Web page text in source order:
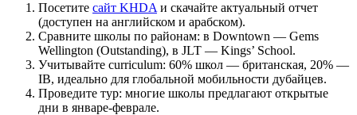
Посетите сайт KHDA и скачайте актуальный отчет
(доступен на английском и арабском).
Сравните школы по районам: в Downtown — Gems
Wellington (Outstanding), в JLT — Kings’ School.
Учитывайте curriculum: 60% школ — британская, 20% —
IB, идеально для глобальной мобильности дубайцев.
Проведите тур: многие школы предлагают открытые
дни в январе-феврале.